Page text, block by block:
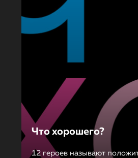
Что хорошего?
12 героев называют